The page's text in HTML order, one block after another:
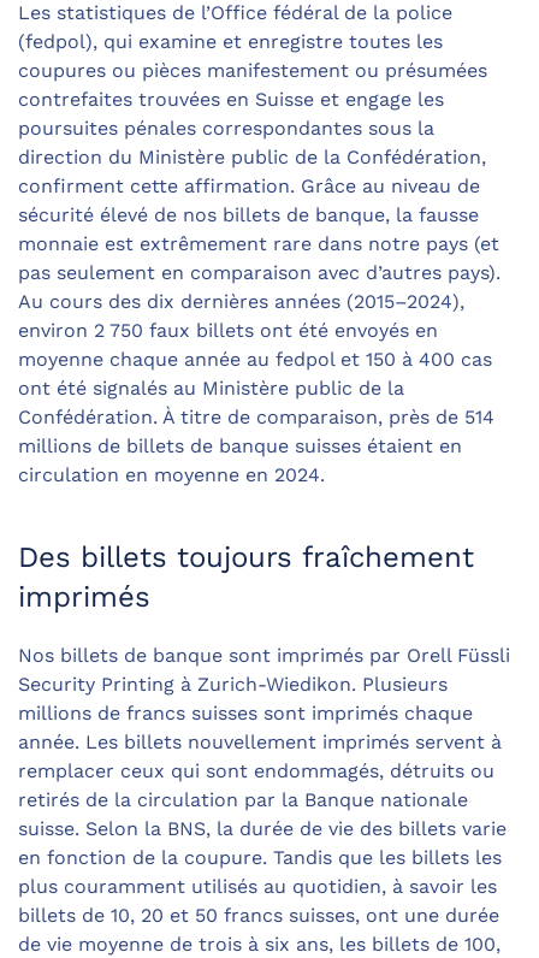
Les statistiques de l’Office fédéral de la police
(fedpol), qui examine et enregistre toutes les
coupures ou pièces manifestement ou présumées
contrefaites trouvées en Suisse et engage les
poursuites pénales correspondantes sous la
direction du Ministère public de la Confédération,
confirment cette affirmation. Grâce au niveau de
sécurité élevé de nos billets de banque, la fausse
monnaie est extrêmement rare dans notre pays (et
pas seulement en comparaison avec d’autres pays).
Au cours des dix dernières années (2015–2024),
environ 2 750 faux billets ont été envoyés en
moyenne chaque année au fedpol et 150 à 400 cas
ont été signalés au Ministère public de la
Confédération. À titre de comparaison, près de 514
millions de billets de banque suisses étaient en
circulation en moyenne en 2024.
Des billets toujours fraîchement
imprimés
Nos billets de banque sont imprimés par Orell Füssli
Security Printing à Zurich-Wiedikon. Plusieurs
millions de francs suisses sont imprimés chaque
année. Les billets nouvellement imprimés servent à
remplacer ceux qui sont endommagés, détruits ou
retirés de la circulation par la Banque nationale
suisse. Selon la BNS, la durée de vie des billets varie
en fonction de la coupure. Tandis que les billets les
plus couramment utilisés au quotidien, à savoir les
billets de 10, 20 et 50 francs suisses, ont une durée
de vie moyenne de trois à six ans, les billets de 100,